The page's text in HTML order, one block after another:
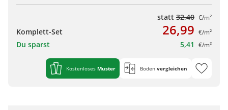
statt 32,40 €/m²
Komplett-Set 26,99 €/m²
Du sparst 5,41 €/m²
Kostenloses Muster Boden vergleichen